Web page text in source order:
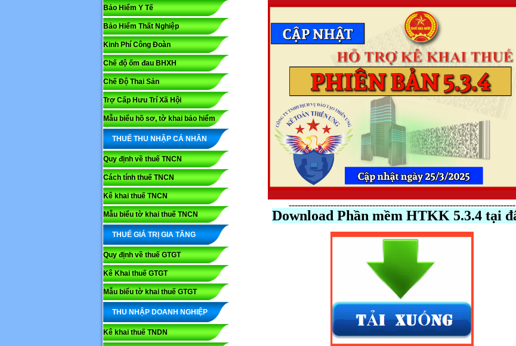
Bảo Hiểm Y Tế
Bảo Hiểm Thất Nghiệp
Kinh Phí Công Đoàn
Chế độ ốm đau BHXH
Chế Độ Thai Sản
Trợ Cấp Hưu Trí Xã Hội
Mẫu biểu hồ sơ, tờ khai bảo hiểm
THUẾ THU NHẬP CÁ NHÂN
Quy định về thuế TNCN
Cách tính thuế TNCN
Kê khai thuế TNCN
Mẫu biểu tờ khai thuế TNCN
THUẾ GIÁ TRỊ GIA TĂNG
Quy định về thuế GTGT
Kê Khai thuế GTGT
Mẫu biểu tờ khai thuế GTGT
THU NHẬP DOANH NGHIỆP
Kê khai thuế TNDN
----------------------------------------------------------------------------
Download Phần mềm HTKK 5.3.4 tại